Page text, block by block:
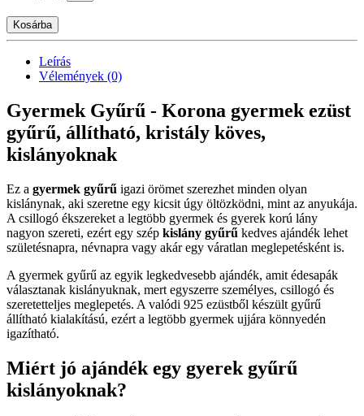
Kosárba
Leírás
Vélemények (0)
Gyermek Gyűrű - Korona gyermek ezüst
gyűrű, állítható, kristály köves,
kislányoknak
Ez a gyermek gyűrű igazi örömet szerezhet minden olyan
kislánynak, aki szeretne egy kicsit úgy öltözködni, mint az anyukája.
A csillogó ékszereket a legtöbb gyermek és gyerek korú lány
nagyon szereti, ezért egy szép kislány gyűrű kedves ajándék lehet
születésnapra, névnapra vagy akár egy váratlan meglepetésként is.
A gyermek gyűrű az egyik legkedvesebb ajándék, amit édesapák
választanak kislányuknak, mert egyszerre személyes, csillogó és
szeretetteljes meglepetés. A valódi 925 ezüstből készült gyűrű
állítható kialakítású, ezért a legtöbb gyermek ujjára könnyedén
igazítható.
Miért jó ajándék egy gyerek gyűrű
kislányoknak?